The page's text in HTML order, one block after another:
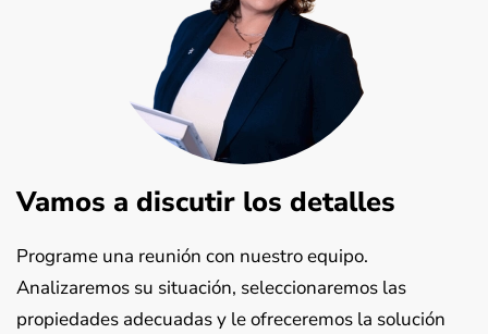
Vamos a discutir los detalles
Programe una reunión con nuestro equipo.
Analizaremos su situación, seleccionaremos las
propiedades adecuadas y le ofreceremos la solución